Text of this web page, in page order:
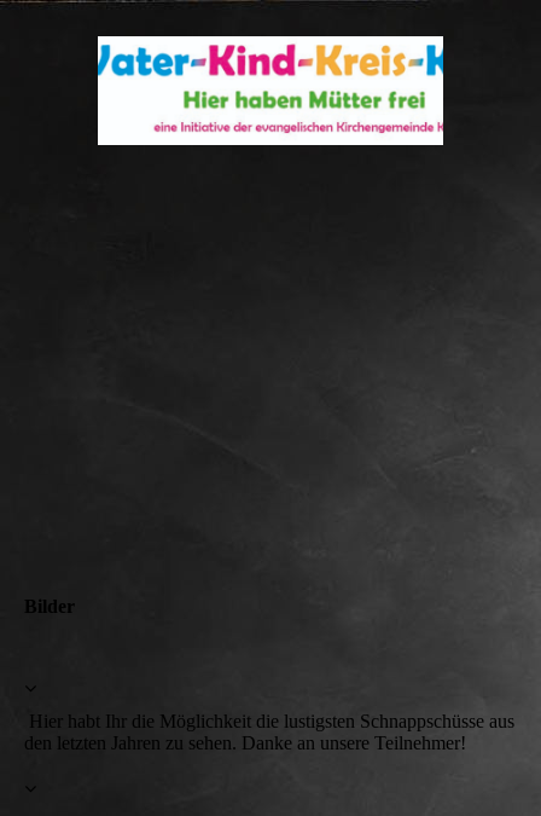
Bilder
Hier habt Ihr die Möglichkeit die lustigsten Schnappschüsse aus
den letzten Jahren zu sehen. Danke an unsere Teilnehmer!